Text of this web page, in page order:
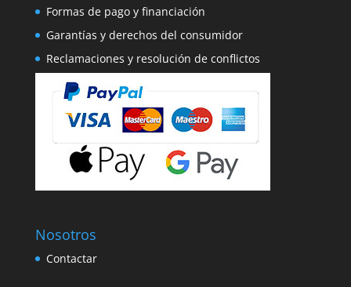
Formas de pago y financiación
Garantías y derechos del consumidor
Reclamaciones y resolución de conflictos
Nosotros
Contactar